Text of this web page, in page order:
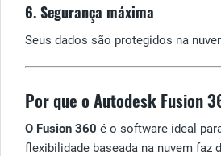
6. Segurança máxima
Seus dados são protegidos na
Por que o Autodesk Fusion
O Fusion 360 é o software ideal
flexibilidade baseada na nuvem faz